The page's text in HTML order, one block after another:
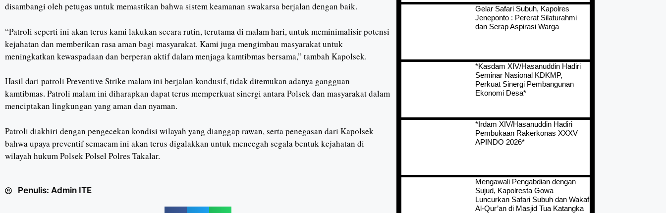
disambangi oleh petugas untuk memastikan bahwa sistem keamanan swakarsa berjalan dengan baik.
“Patroli seperti ini akan terus kami lakukan secara rutin, terutama di malam hari, untuk meminimalisir potensi
kejahatan dan memberikan rasa aman bagi masyarakat. Kami juga mengimbau masyarakat untuk
meningkatkan kewaspadaan dan berperan aktif dalam menjaga kamtibmas bersama,” tambah Kapolsek.
Hasil dari patroli Preventive Strike malam ini berjalan kondusif, tidak ditemukan adanya gangguan
kamtibmas. Patroli malam ini diharapkan dapat terus memperkuat sinergi antara Polsek dan masyarakat dalam
menciptakan lingkungan yang aman dan nyaman.
Patroli diakhiri dengan pengecekan kondisi wilayah yang dianggap rawan, serta penegasan dari Kapolsek
bahwa upaya preventif semacam ini akan terus digalakkan untuk mencegah segala bentuk kejahatan di
wilayah hukum Polsek Polsel Polres Takalar.
Penulis: Admin ITE
Gelar Safari Subuh, Kapolres
Jeneponto : Pererat Silaturahmi
dan Serap Aspirasi Warga
*Kasdam XIV/Hasanuddin Hadiri
Seminar Nasional KDKMP,
Perkuat Sinergi Pembangunan
Ekonomi Desa*
*Irdam XIV/Hasanuddin Hadiri
Pembukaan Rakerkonas XXXV
APINDO 2026*
Mengawali Pengabdian dengan
Sujud, Kapolresta Gowa
Luncurkan Safari Subuh dan Wakaf
Al-Qur’an di Masjid Tua Katangka